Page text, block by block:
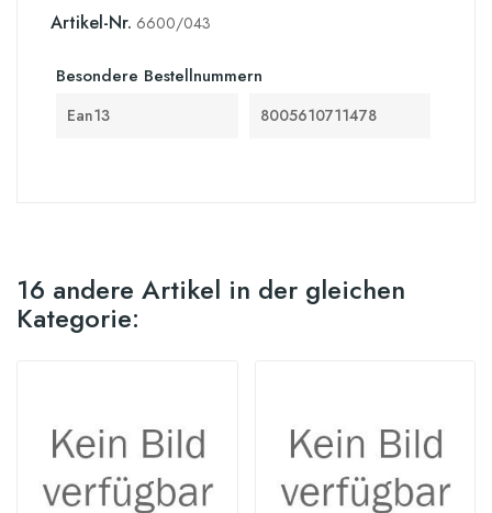
Artikel-Nr. 6600/043
Besondere Bestellnummern
Ean13 8005610711478
16 andere Artikel in der gleichen
Kategorie: